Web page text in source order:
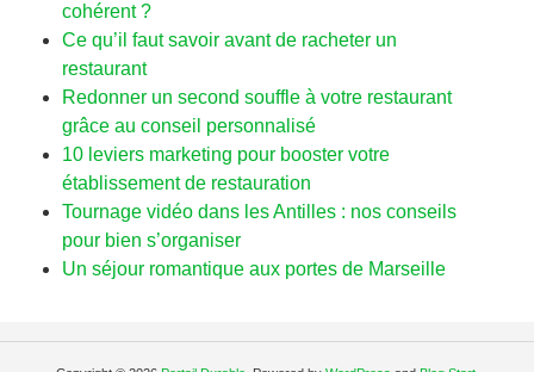
cohérent ?
Ce qu’il faut savoir avant de racheter un
restaurant
Redonner un second souffle à votre restaurant
grâce au conseil personnalisé
10 leviers marketing pour booster votre
établissement de restauration
Tournage vidéo dans les Antilles : nos conseils
pour bien s’organiser
Un séjour romantique aux portes de Marseille